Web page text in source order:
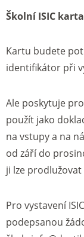
Školní ISIC karta
Kartu budete
identifikátor při
Ale poskytuje
použít jako
na vstupy a na
od září do
ji lze prodlužovat
Pro vystavení
podepsanou